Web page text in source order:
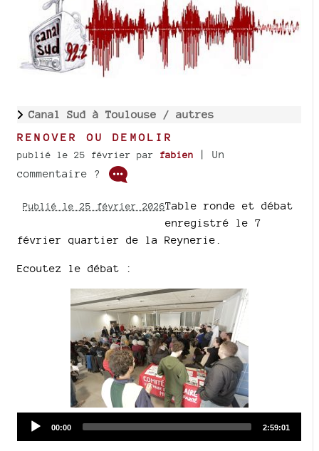
Canal Sud à Toulouse / autres
RENOVER OU DEMOLIR
publié le 25 février par fabien
| Un
commentaire ?
Publié le 25 février 2026Table ronde et débat
enregistré le 7
février quartier de la Reynerie.
Ecoutez le débat :
Audio
Current
00:00
Total
2:59:01